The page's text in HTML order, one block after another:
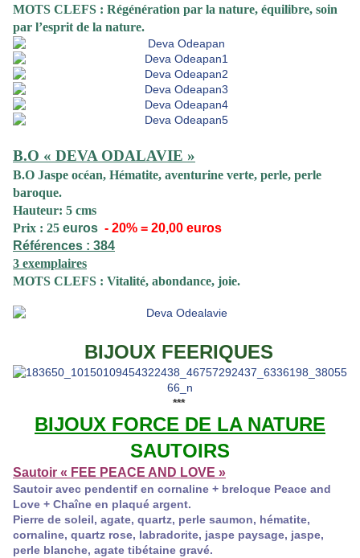
MOTS CLEFS : Régénération par la nature, équilibre, soin
par l’esprit de la nature.
B.O « DEVA ODALAVIE »
B.O Jaspe océan, Hématite, aventurine verte, perle, perle
baroque.
Hauteur: 5 cms
Prix : 25 euros - 20% = 20,00 euros
Références : 384
3 exemplaires
MOTS CLEFS : Vitalité, abondance, joie.
BIJOUX FEERIQUES
***
BIJOUX FORCE DE LA NATURE
SAUTOIRS
Sautoir « FEE PEACE AND LOVE »
Sautoir avec pendentif en cornaline + breloque Peace and
Love + Chaîne en plaqué argent.
Pierre de soleil, agate, quartz, perle saumon, hématite,
cornaline, quartz rose, labradorite, jaspe paysage, jaspe,
perle blanche, agate tibétaine gravé.